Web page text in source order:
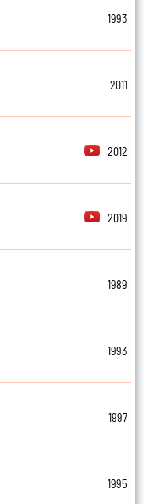
1993
2011
2012
2019
1989
1993
1997
1995